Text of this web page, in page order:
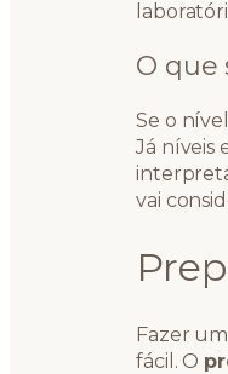
O que
Se o
Já níveis
vai
Fazer
fácil. O